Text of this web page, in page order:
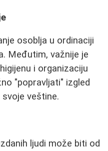
osoblja u ordinaciji
Međutim, važnije je
i organizaciju
"popravljati" izgled
veštine.
ljudi može biti od